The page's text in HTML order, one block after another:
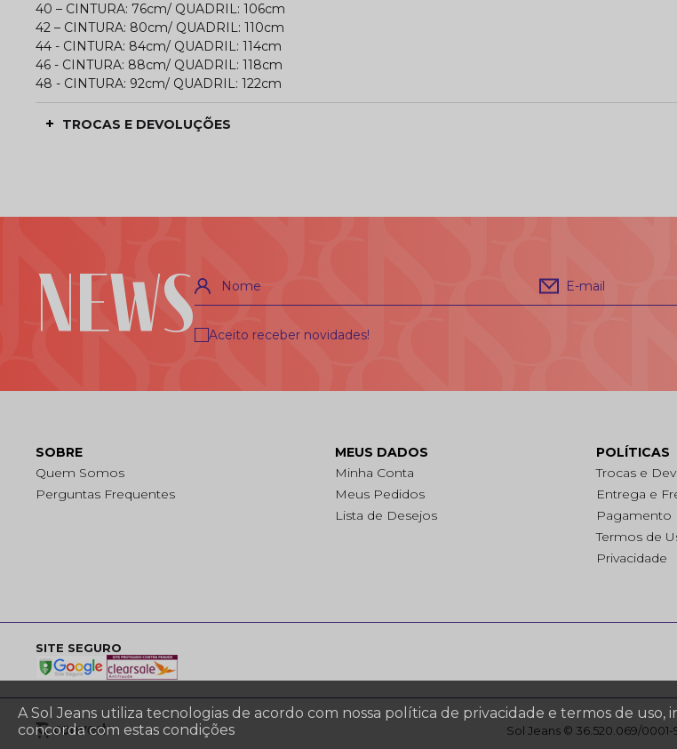
40 – CINTURA: 76cm/ QUADRIL: 106cm
42 – CINTURA: 80cm/ QUADRIL: 110cm
44 - CINTURA: 84cm/ QUADRIL: 114cm
46 - CINTURA: 88cm/ QUADRIL: 118cm
48 - CINTURA: 92cm/ QUADRIL: 122cm
TROCAS E DEVOLUÇÕES
NEWS Nome
E-mail
Aceito receber novidades!
SOBRE
Quem Somos
Perguntas Frequentes
MEUS DADOS
Minha Conta
Meus Pedidos
Lista de Desejos
POLÍTICAS
Trocas e
Entrega e
Pagamento
Termos de
Privacidade
SITE SEGURO
Sol Jeans © 36.520.069/0001-
A Sol Jeans utiliza tecnologias de acordo com nossa política de privacidade e termos de
concorda com estas condições